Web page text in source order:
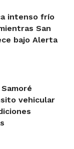
intenso frío
San
bajo Alerta
vehicular